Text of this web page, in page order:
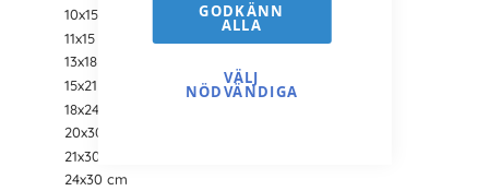
GODKÄNN
ALLA
VÄLJ
NÖDVÄNDIGA
10x15 cm
11x15 cm (A6)
13x18 cm
15x21 cm (A5)
18x24 cm
20x30 cm
21x30 cm (A4)
24x30 cm